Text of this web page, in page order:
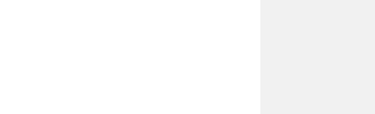
づいたときには異世界に転移していた。
娼館『夜想の青猫亭』で働くことを決意
やハルに想いを寄せるスモーブとの出会
に掲載され、絶賛を受けた異色の異世